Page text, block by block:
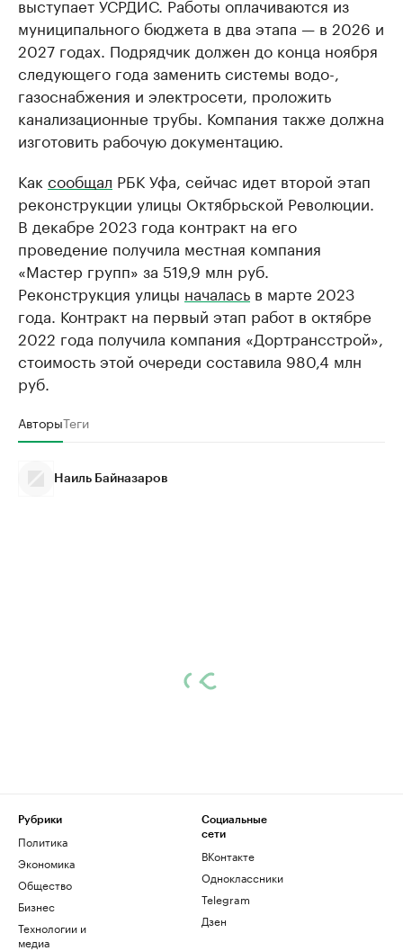
муниципального бюджета в два этапа — в 2026 и
2027 годах. Подрядчик должен до конца ноября
следующего года заменить системы водо-,
газоснабжения и электросети, проложить
канализационные трубы. Компания также должна
изготовить рабочую документацию.
Как сообщал РБК Уфа, сейчас идет второй этап
реконструкции улицы Октябрьской Революции.
В декабре 2023 года контракт на его
проведение получила местная компания
«Мастер групп» за 519,9 млн руб.
Реконструкция улицы началась в марте 2023
года. Контракт на первый этап работ в октябре
2022 года получила компания «Дортрансстрой»,
стоимость этой очереди составила 980,4 млн
руб.
АвторыТеги
Наиль Байназаров
Рубрики
Политика
Экономика
Общество
Бизнес
Технологии и
медиа
Социальные
сети
ВКонтакте
Одноклассники
Telegram
Дзен